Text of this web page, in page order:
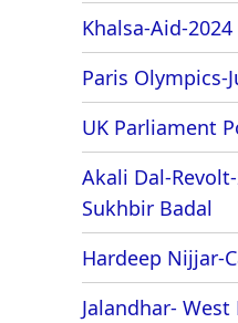
Khalsa-Aid-2024
Paris Olympics-
UK Parliament
Akali Dal-
Sukhbir Badal
Hardeep Nijjar-
Jalandhar-